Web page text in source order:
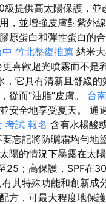
級提供高太陽保護，並
，並增強皮膚對紫外
原蛋白和彈性蛋白的
竹北整復推薦 納米
喜歡超光噴霧而不是
，它具有清新且舒緩的
從而“油脂”皮膚。 台
安全地享受夏天。 通
考試 報名 含有水楊酸
要忘記將防曬霜均勻地
陽的情況下暴露在太
25；高保護，SPF在
其特殊功能和創新成
方，可最大程度地保